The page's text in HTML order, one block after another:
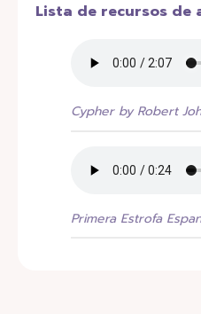
Lista de recursos de
Cypher by Robert
Primera Estrofa